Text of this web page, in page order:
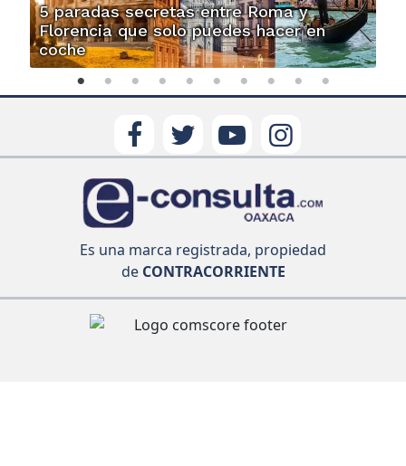
5 paradas secretas entre Roma y
Florencia que solo puedes hacer en
coche
Es una marca registrada, propiedad
deCONTRACORRIENTE